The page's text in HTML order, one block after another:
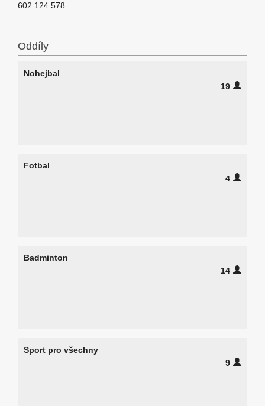
602 124 578
Oddíly
Nohejbal
19
Fotbal
4
Badminton
14
Sport pro všechny
9